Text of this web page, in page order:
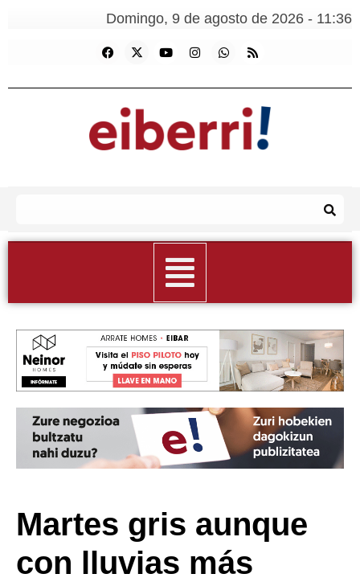
Domingo, 9 de agosto de 2026 - 11:36
Martes gris aunque
con lluvias más